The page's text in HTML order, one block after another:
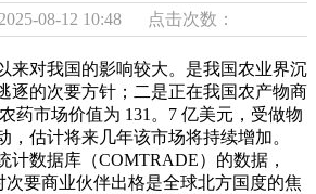
08-12 10:48 点击次数：
对我国的影响较大。是我国农业界沉
逐的次要方针；二是正在我国农产物商
药市场价值为 131。7 亿美元，受做物
，估计将来几年该市场将持续增加。
计数据库（COMTRADE）的数据，
次要商业伙伴出格是全球北方国度的焦